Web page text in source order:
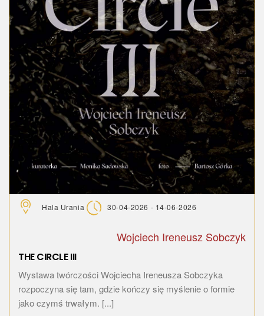
Hala Urania 30-04-2026 - 14-06-2026
Wojciech Ireneusz Sobczyk
THE CIRCLE III
Wystawa twórczości Wojciecha Ireneusza Sobczyka
rozpoczyna się tam, gdzie kończy się myślenie o formie
jako czymś trwałym. [...]